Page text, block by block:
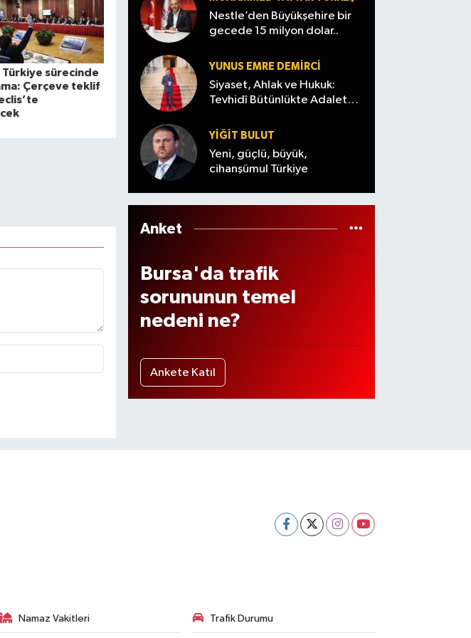
Türkiye sürecinde
Çerçeve teklif
çöker
tildi
altınd
bakın
ne
çıktı
tında
Kütüp
hane
başta
n sona
değişi
yor
Nestle’den Büyükşehire bir
gecede 15 milyon dolar..
YUNUS EMRE DEMIRCI
Siyaset, Ahlak ve Hukuk:
Tevhidî Bütünlükte Adalet
YİĞİT BULUT
Yeni, güçlü, büyük,
cihanşümul Türkiye
Anket
Bursa'da trafik
sorununun temel
nedeni ne?
Ankete Katıl
Namaz Vakitleri Trafik Durumu